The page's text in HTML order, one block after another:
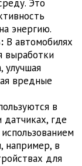
Это
энергию.
В автомобилях
выработки
улучшая
вредные
в
где
например, в
для